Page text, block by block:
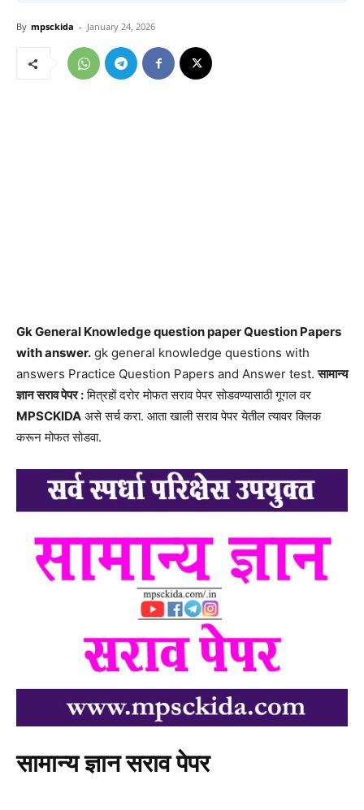
By mpsckida - January 24, 2026
Gk General Knowledge question paper Question Papers
with answer. gk general knowledge questions with
answers Practice Question Papers and Answer test.सामान्य
ज्ञान सराव पेपर :मित्रहों दरोर मोफत सराव पेपर सोडवण्यासाठी गूगल वर
MPSCKIDA असे सर्च करा. आता खाली सराव पेपर येतील त्यावर क्लिक
करून मोफत सोडवा.
सामान्य ज्ञान सराव पेपर